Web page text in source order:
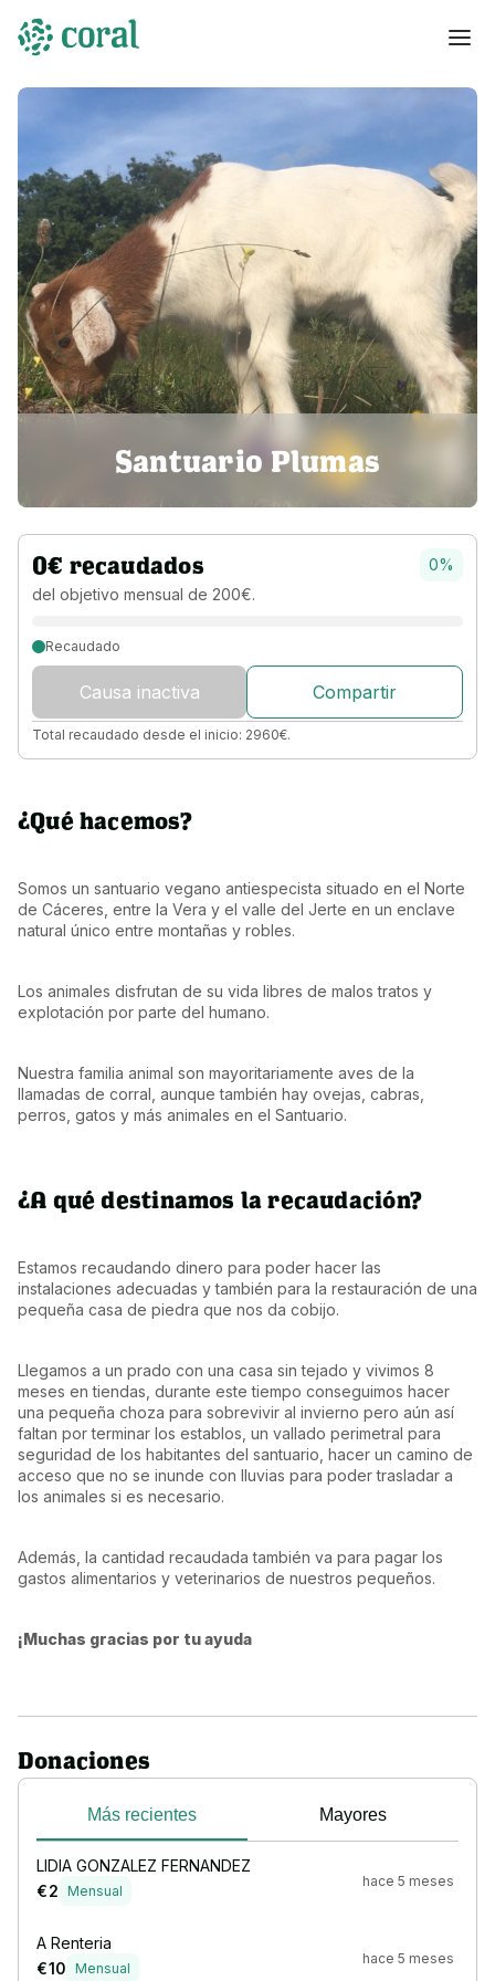
Santuario Plumas
0€ recaudados
del objetivo mensual de 200€.
0%
Recaudado
Causa inactiva Compartir
Total recaudado desde el inicio: 2960€.
¿Qué hacemos?
Somos un santuario vegano antiespecista situado en el Norte
de Cáceres, entre la Vera y el valle del Jerte en un enclave
natural único entre montañas y robles.
Los animales disfrutan de su vida libres de malos tratos y
explotación por parte del humano.
Nuestra familia animal son mayoritariamente aves de la
llamadas de corral, aunque también hay ovejas, cabras,
perros, gatos y más animales en el Santuario.
¿A qué destinamos la recaudación?
Estamos recaudando dinero para poder hacer las
instalaciones adecuadas y también para la restauración de una
pequeña casa de piedra que nos da cobijo.
Llegamos a un prado con una casa sin tejado y vivimos 8
meses en tiendas, durante este tiempo conseguimos hacer
una pequeña choza para sobrevivir al invierno pero aún así
faltan por terminar los establos, un vallado perimetral para
seguridad de los habitantes del santuario, hacer un camino de
acceso que no se inunde con lluvias para poder trasladar a
los animales si es necesario.
Además, la cantidad recaudada también va para pagar los
gastos alimentarios y veterinarios de nuestros pequeños.
¡Muchas gracias por tu ayuda
Donaciones
Más recientes Mayores
LIDIA GONZALEZ FERNANDEZ
€ 2 Mensual
hace 5 meses
A Renteria
€ 10 Mensual
hace 5 meses